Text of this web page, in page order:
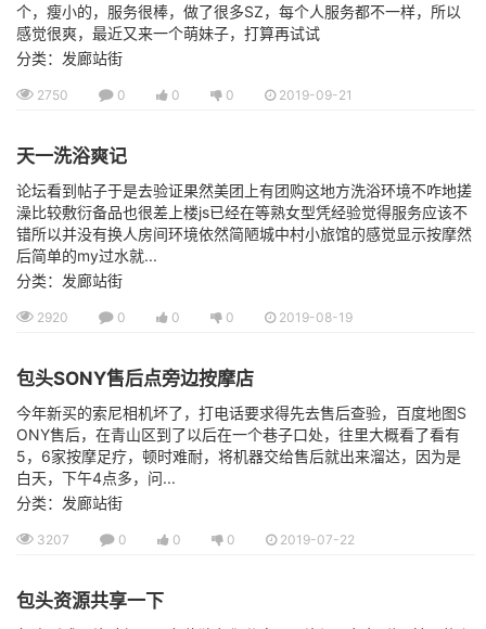
个，瘦小的，服务很棒，做了很多SZ，每个人服务都不一样，所以
感觉很爽，最近又来一个萌妹子，打算再试试
分类：发廊站街
2750 0 0 0 2019-09-21
天一洗浴爽记
论坛看到帖子于是去验证果然美团上有团购这地方洗浴环境不咋地搓
澡比较敷衍备品也很差上楼js已经在等熟女型凭经验觉得服务应该不
错所以并没有换人房间环境依然简陋城中村小旅馆的感觉显示按摩然
后简单的my过水就...
分类：发廊站街
2920 0 0 0 2019-08-19
包头SONY售后点旁边按摩店
今年新买的索尼相机坏了，打电话要求得先去售后查验，百度地图S
ONY售后，在青山区到了以后在一个巷子口处，往里大概看了看有
5，6家按摩足疗，顿时难耐，将机器交给售后就出来溜达，因为是
白天，下午4点多，问...
分类：发廊站街
3207 0 0 0 2019-07-22
包头资源共享一下